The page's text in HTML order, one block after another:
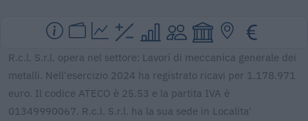
R.c.l. S.r.l. opera nel settore: Lavori di meccanica generale dei
metalli. Nell'esercizio 2024 ha registrato ricavi per 1.178.971
euro. Il codice ATECO è 25.53 e la partita IVA è
01349990067. R.c.l. S.r.l. ha la sua sede in Localita'